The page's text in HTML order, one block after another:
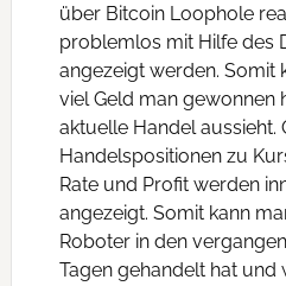
über Bitcoin Loophole
problemlos mit Hilfe des
angezeigt werden. Somit
viel Geld man gewonnen
aktuelle Handel aussieht.
Handelspositionen zu
Rate und Profit werden
angezeigt. Somit kann
Roboter in den
Tagen gehandelt hat und